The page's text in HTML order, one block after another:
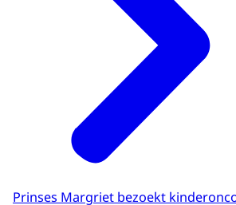
Prinses Margriet bezoekt